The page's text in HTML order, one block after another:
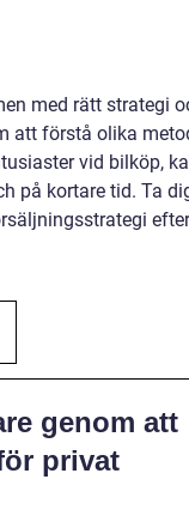
med rätt strategi
att förstå olika
vid bilköp,
på kortare tid. Ta
genom att
privat